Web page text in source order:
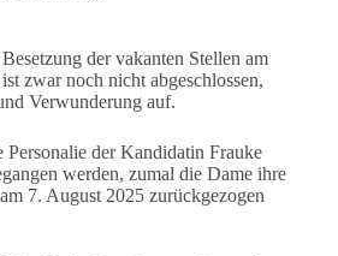
der vakanten Stellen am
zwar noch nicht abgeschlossen,
Verwunderung auf.
der Kandidatin Frauke
werden, zumal die Dame ihre
7. August 2025 zurückgezogen